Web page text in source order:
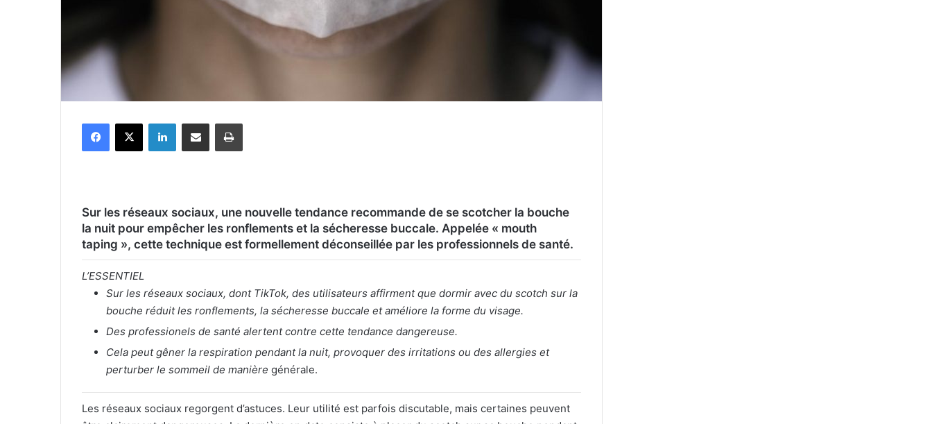
Sur les réseaux sociaux, une nouvelle tendance recommande de se scotcher la bouche
la nuit pour empêcher les ronflements et la sécheresse buccale. Appelée « mouth
taping », cette technique est formellement déconseillée par les professionnels de santé.
L’ESSENTIEL
Sur les réseaux sociaux, dont TikTok, des utilisateurs affirment que dormir avec du scotch sur la
bouche réduit les ronflements, la sécheresse buccale et améliore la forme du visage.
Des professionels de santé alertent contre cette tendance dangereuse.
Cela peut gêner la respiration pendant la nuit, provoquer des irritations ou des allergies et
perturber le sommeil de manière générale.
Les réseaux sociaux regorgent d’astuces. Leur utilité est parfois discutable, mais certaines peuvent